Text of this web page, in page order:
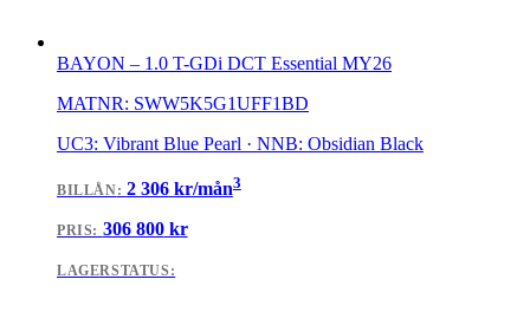
BAYON – 1.0 T-GDi DCT Essential MY26
MATNR: SWW5K5G1UFF1BD
UC3: Vibrant Blue Pearl · NNB: Obsidian Black
BILLÅN: 2 306kr/mån3
PRIS: 306 800kr
LAGERSTATUS: